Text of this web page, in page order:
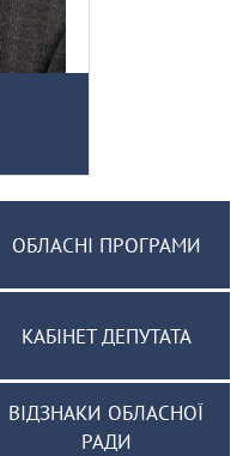
ОБЛАСНІ ПРОГРАМИ
КАБІНЕТ ДЕПУТАТА
ВІДЗНАКИ ОБЛАСНОЇ
РАДИ